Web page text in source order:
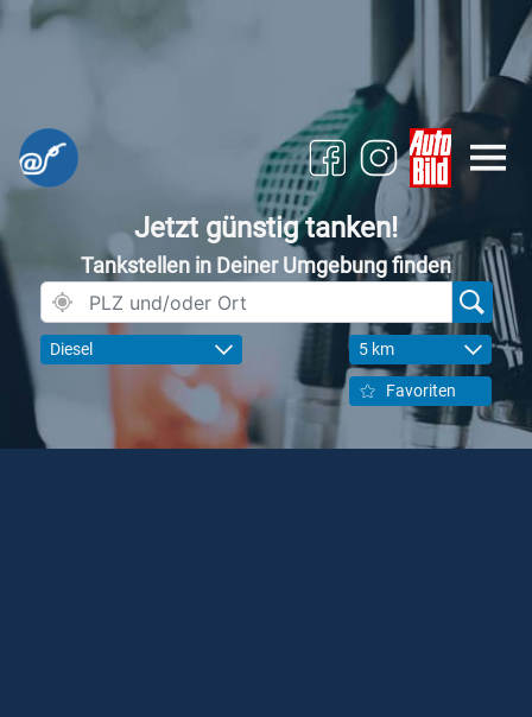
Jetzt günstig tanken!
Tankstellen in Deiner Umgebung finden
Diesel 5 km
Favoriten